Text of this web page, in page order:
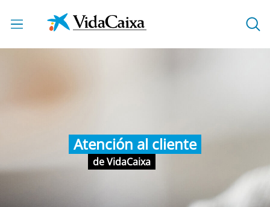
Saltar al contenido principal
Atención al cliente
de VidaCaixa